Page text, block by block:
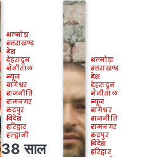
अल्मोड़ा
उत्तराखण्ड
देश
देहरादून
नैनीताल
न्यूज
बागेश्वर
राजनीति
रामनगर
रुद्रपुर
विदेश
हरिद्वार
हल्द्वानी
38 साल
अल्मोड़ा
उत्तराखण्ड
देश
देहरादून
नैनीताल
न्यूज
बागेश्वर
राजनीति
रामनगर
रुद्रपुर
विदेश
हरिद्वार